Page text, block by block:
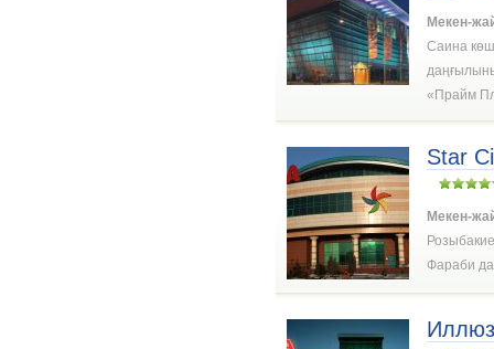
Мекен-
Саина
«Прайм
Star
Мекен-
Фараби